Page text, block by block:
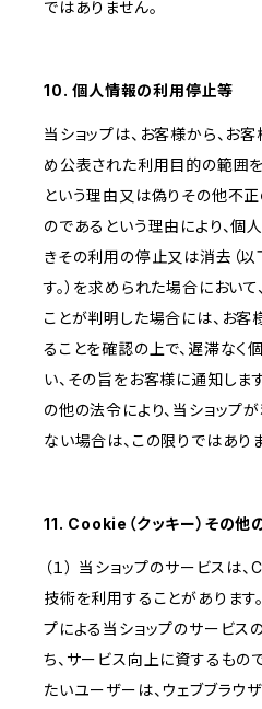
ではありません。
10. 個人情報の利用停止等
当ショップは、お客様から、お
め公表された利用目的の範囲
という理由又は偽りその他不
のであるという理由により、
きその利用の停止又は消去（以
す。）を求められた場合におい
ことが判明した場合には、お
ることを確認の上で、遅滞な
い、その旨をお客様に通知しま
の他の法令により、当ショップ
ない場合は、この限りではあり
11. Cookie（クッキー）その他
（１） 当ショップのサービスは
技術を利用することがあります
プによる当ショップのサービ
ち、サービス向上に資するも
たいユーザーは、ウェブブラウ